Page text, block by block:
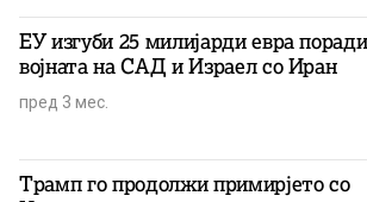
ЕУ изгуби 25 милијарди евра поради
војната на САД и Израел со Иран
пред 3 мес.
Трамп го продолжи примирјето со